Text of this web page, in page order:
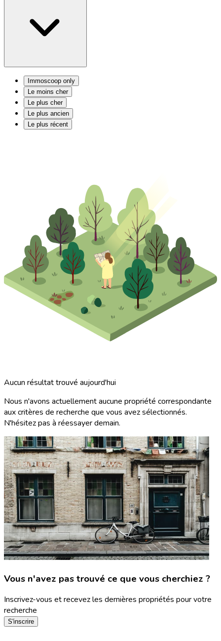
Immoscoop only
Le moins cher
Le plus cher
Le plus ancien
Le plus récent
Aucun résultat trouvé aujourd'hui
Nous n'avons actuellement aucune propriété correspondante
aux critères de recherche que vous avez sélectionnés.
N'hésitez pas à réessayer demain.
Vous n'avez pas trouvé ce que vous cherchiez ?
Inscrivez-vous et recevez les dernières propriétés pour votre
recherche
S'inscrire